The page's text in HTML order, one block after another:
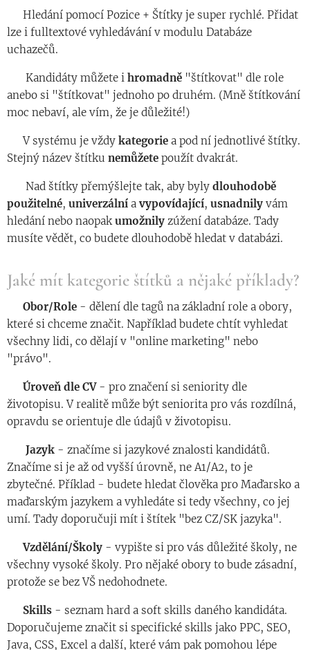
◾️ Hledání pomocí Pozice + Štítky je super rychlé. Přidat
lze i fulltextové vyhledávání v modulu Databáze
uchazečů.
◾️ Kandidáty můžete i hromadně "štítkovat" dle role
anebo si "štítkovat" jednoho po druhém. (Mně štítkování
moc nebaví, ale vím, že je důležité!)
◾️ V systému je vždy kategorie a pod ní jednotlivé štítky.
Stejný název štítku nemůžete použít dvakrát.
◾️ Nad štítky přemýšlejte tak, aby byly dlouhodobě
použitelné, univerzální a vypovídající, usnadnily vám
hledání nebo naopakumožnily zúžení databáze. Tady
musíte vědět, co budete dlouhodobě hledat v databázi.
Jaké mít kategorie štítků a nějaké příklady?
Obor/Role - dělení dle tagů na základní role a obory,
které si chceme značit. Například budete chtít vyhledat
všechny lidi, co dělají v "online marketing" nebo
"právo".
Úroveň dle CV - pro značení si seniority dle
životopisu. V realitě může být seniorita pro vás rozdílná,
opravdu se orientuje dle údajů v životopisu.
Jazyk - značíme si jazykové znalosti kandidátů.
Značíme si je až od vyšší úrovně, ne A1/A2, to je
zbytečné. Příklad - budete hledat člověka pro Maďarsko a
maďarským jazykem a vyhledáte si tedy všechny, co jej
umí. Tady doporučuji mít i štítek "bez CZ/SK jazyka".
◾️Vzdělání/Školy - vypište si pro vás důležité školy, ne
všechny vysoké školy. Pro nějaké obory to bude zásadní,
protože se bez VŠ nedohodnete.
Skills - seznam hard a soft skills daného kandidáta.
Doporučujeme značit si specifické skills jako PPC, SEO,
Java, CSS, Excel a další, které vám pak pomohou lépe